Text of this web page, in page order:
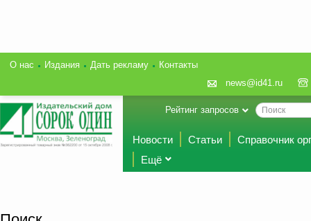
О нас Издания Дать рекламу
Контакты
news@id41.ru
Рейтинг запросов
Новости Статьи
Справочник
Ещё